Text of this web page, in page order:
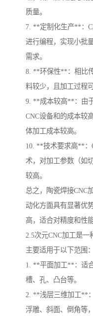
质量。
7. **定制化生产**：
进行编程，实现小批
需求。
8. **环保性**：相比
料较少，且加工过程
9. **成本较高**：由
CNC设备和的成本较
体加工成本较高。
10. **技术要求高**：
术，对加工参数（如
较高。
总之，陶瓷焊接CNC
动化方面具有显著优
高，适合对精度和性
2.5次元CNC加工是一
主要适用于以下范围：
1. **平面加工**：适
槽、孔、凸台等。
2. **浅层三维加工**
浮雕、斜面、倒角等